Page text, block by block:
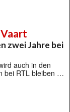
zwei Jahre bei
auch in den
bei RTL bleiben …